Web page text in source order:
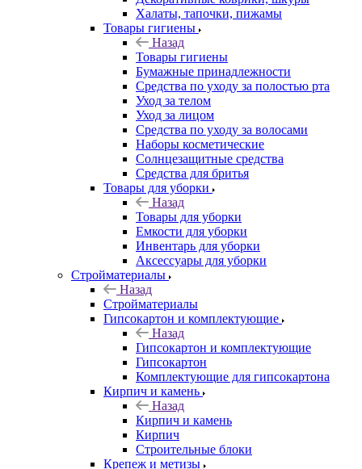
Халаты, тапочки, пижамы
Товары гигиены
Назад
Товары гигиены
Бумажные принадлежности
Средства по уходу за полостью рта
Уход за телом
Уход за лицом
Средства по уходу за волосами
Наборы косметические
Солнцезащитные средства
Средства для бритья
Товары для уборки
Назад
Товары для уборки
Емкости для уборки
Инвентарь для уборки
Аксессуары для уборки
Стройматериалы
Назад
Стройматериалы
Гипсокартон и комплектующие
Назад
Гипсокартон и комплектующие
Гипсокартон
Комплектующие для гипсокартона
Кирпич и камень
Назад
Кирпич и камень
Кирпич
Строительные блоки
Крепеж и метизы